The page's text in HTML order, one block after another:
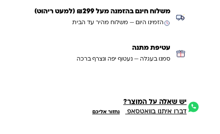
משלוח חינם בהזמנה מעל ₪299 (למעט ריהוט)
הזמינו היום — משלוח מהיר עד הבית
עטיפת מתנה
סמנו בעגלה — נעטוף יפה ונצרף ברכה
יש שאלה על המוצר?
דברו איתנו בוואטסאפ נחזור אליכם